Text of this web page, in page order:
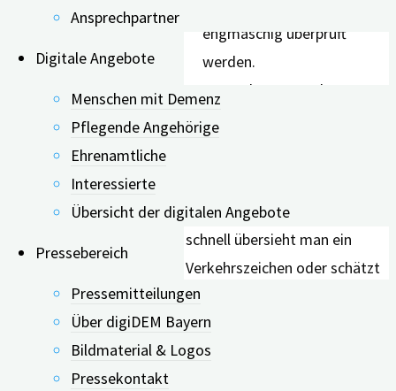
Ansprechpartner
Digitale Angebote
Menschen mit Demenz
Pflegende Angehörige
Ehrenamtliche
Interessierte
Übersicht der digitalen Angebote
Pressebereich
Pressemitteilungen
Über digiDEM Bayern
Bildmaterial & Logos
Pressekontakt
engmaschig überprüft
werden.
Foto: Shutterstock
Wissenschaftlich ist erwiesen,
früh bemerkbar machen: Wie
schnell übersieht man ein
Verkehrszeichen oder schätzt
die Geschwindigkeit falsch
ein. Im Straßenverkehr
können solche kognitiven